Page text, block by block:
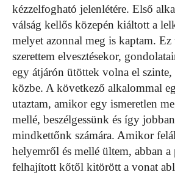
kézzelfogható jelenlétére. Első
válság kellős közepén kiáltott a
melyet azonnal meg is kaptam.
szerettem elvesztésekor,
egy átjárón ütöttek volna el szinte,
közbe. A következő alkalommal
utaztam, amikor egy ismeretlen
mellé, beszélgessünk és így
mindkettőnk számára. Amikor
helyemről és mellé ültem, abban
felhajított kőtől kitörött a vonat